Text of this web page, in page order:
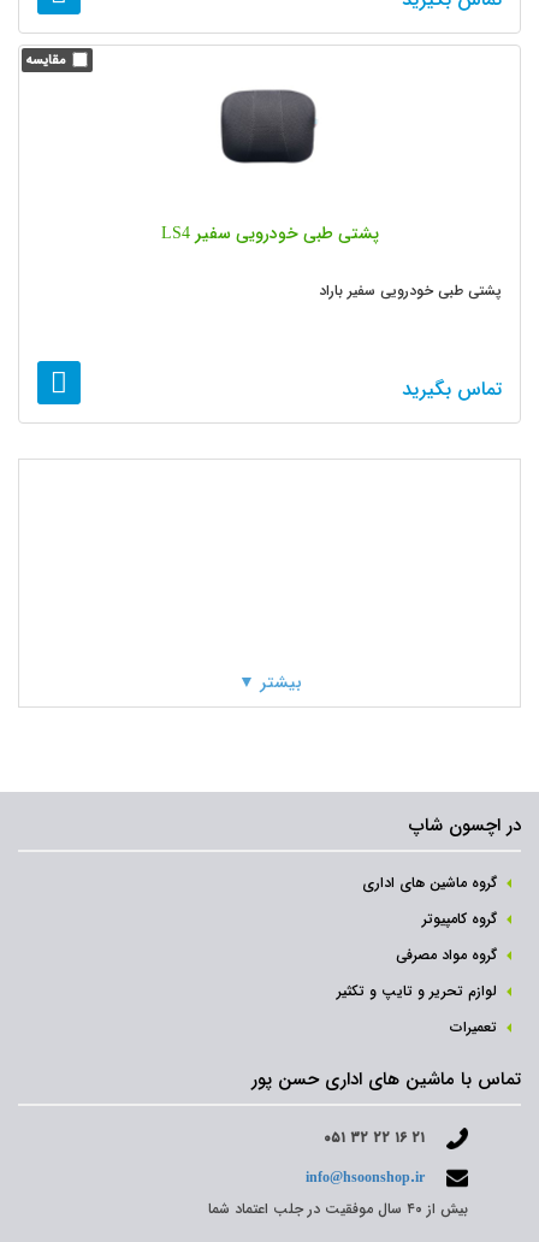
پشتی طبی خودرویی سفیر LS4
پشتی طبی خودرویی سفیر باراد
تماس بگیرید
بیشتر ▼
در اچسون شاپ
گروه ماشین های اداری
گروه کامپیوتر
گروه مواد مصرفی
لوازم تحریر و تایپ و تکثیر
تعمیرات
تماس با ماشین های اداری حسن پور
۰۵۱ ۳۲ ۲۲ ۱۶ ۲۱
info@hsoonshop.ir
بیش از ۴۰ سال موفقیت در جلب اعتماد شما